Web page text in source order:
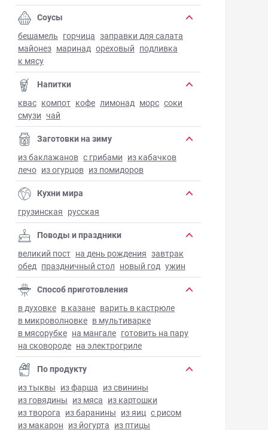
Соусы
бешамель горчица заправки для салата
майонез маринад ореховый подливка
к мясу
Напитки
квас компот кофе лимонад морс соки
смузи чай
Заготовки на зиму
из баклажанов с грибами из кабачков
лечо из огурцов из помидоров
Кухни мира
грузинская русская
Поводы и праздники
великий пост на день рождения завтрак
обед праздничный стол новый год ужин
Способ приготовления
в духовке в казане варить в кастрюле
в микроволновке в мультиварке
в мясорубке на мангале готовить на пару
на сковороде на электрогриле
По продукту
из тыквы из фарша из свинины
из говядины из мяса из картошки
из творога из баранины из яиц с рисом
из макарон из йогурта из птицы